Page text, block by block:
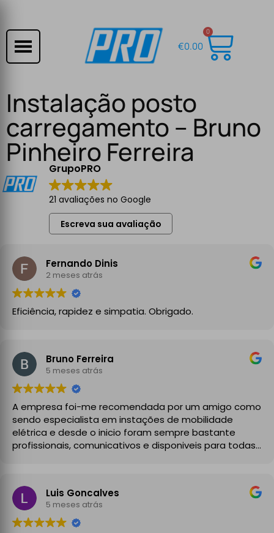
€0.00
0
Instalação posto
carregamento – Bruno
Pinheiro Ferreira
GrupoPRO
21 avaliações no Google
Escreva sua avaliação
Fernando Dinis
2 meses atrás
Eficiência, rapidez e simpatia. Obrigado.
Bruno Ferreira
5 meses atrás
A empresa foi-me recomendada por um amigo como
sendo especialista em instações de mobilidade
elétrica e desde o inicio foram sempre bastante
profissionais, comunicativos e disponiveis para todas
A instalação de tomada reforçada em garagem
partilhada correu na perfeição e nos prazos
combinados, sendo que fizeram toda a limpeza e
explicações necessárias. Recomendado
Luis Goncalves
5 meses atrás